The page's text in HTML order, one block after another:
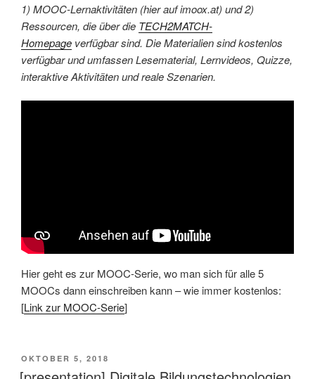
1) MOOC-Lernaktivitäten (hier auf imoox.at) und 2)
Ressourcen, die über die TECH2MATCH-
Homepage verfügbar sind. Die Materialien sind kostenlos
verfügbar und umfassen Lesematerial, Lernvideos, Quizze,
interaktive Aktivitäten und reale Szenarien.
Hier geht es zur MOOC-Serie, wo man sich für alle 5
MOOCs dann einschreiben kann – wie immer kostenlos:
[Link zur MOOC-Serie]
VERÖFFENTLICHT
AM
OKTOBER 5, 2018